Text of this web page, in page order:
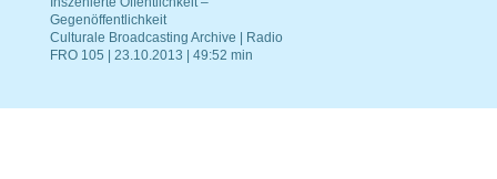
Gegenöffentlichkeit
Culturale Broadcasting Archive | Radio
FRO 105 | 23.10.2013 | 49:52 min